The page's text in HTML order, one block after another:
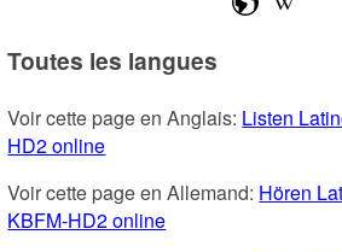
Toutes les langues
Voir cette page en Anglais: Listen
HD2 online
Voir cette page en Allemand: Hören
KBFM-HD2 online